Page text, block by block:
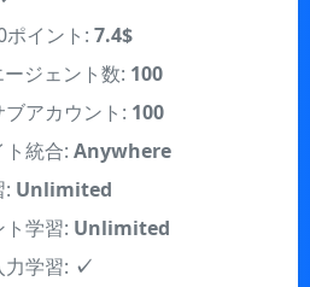
ージェント数:100
アカウント: 100
ト統合:Anywhere
:Unlimited
ト学習:Unlimited
力学習: ✓
ーニング: